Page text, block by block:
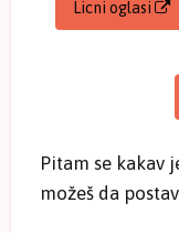
Licni oglasi
Pitam se kakav
možeš da